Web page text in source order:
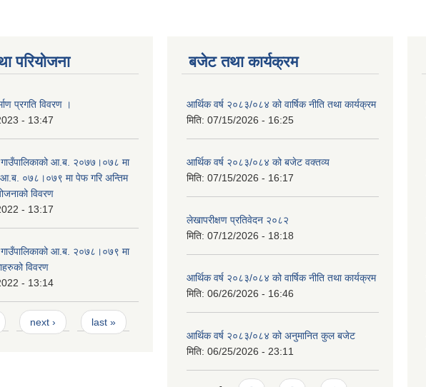
परियोजना
प्रगति विवरण ।
- 13:47
गाउँपालिकाको आ.ब. २०७७।०७८ मा
०७८।०७९ मा पेफ गरि अन्तिम
विवरण
- 13:17
गाउँपालिकाको आ.ब. २०७८।०७९ मा
विवरण
- 13:14
next › last »
बजेट तथा कार्यक्रम
आर्थिक वर्ष २०८३/०८४ को वार्षिक नीति तथा कार्यक्रम
मिति: 07/15/2026 - 16:25
आर्थिक वर्ष २०८३/०८४ को बजेट वक्तव्य
मिति: 07/15/2026 - 16:17
लेखापरीक्षण प्रतिवेदन २०८२
मिति: 07/12/2026 - 18:18
आर्थिक वर्ष २०८३/०८४ को वार्षिक नीति तथा कार्यक्रम
मिति: 06/26/2026 - 16:46
आर्थिक वर्ष २०८३/०८४ को अनुमानित कुल बजेट
मिति: 06/25/2026 - 23:11